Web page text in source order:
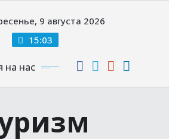
9 августа 2026
15:03
на нас